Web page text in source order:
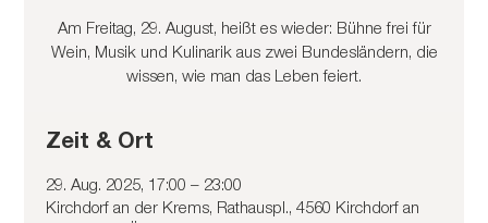
Am Freitag, 29. August, heißt es wieder: Bühne frei für
Wein, Musik und Kulinarik aus zwei Bundesländern, die
wissen, wie man das Leben feiert.
Zeit & Ort
29. Aug. 2025, 17:00 – 23:00
Kirchdorf an der Krems, Rathauspl., 4560 Kirchdorf an